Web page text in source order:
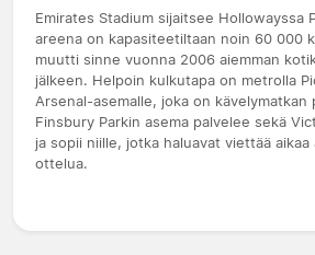
Emirates Stadium sijaitsee Hollowayssa
areena on kapasiteetiltaan noin 60 000
muutti sinne vuonna 2006 aiemman
jälkeen. Helpoin kulkutapa on metrolla
Arsenal-asemalle, joka on kävelymatkan
Finsbury Parkin asema palvelee sekä
ja sopii niille, jotka haluavat viettää aikaa
ottelua.